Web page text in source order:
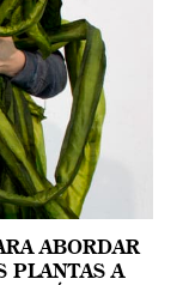
ABORDAR
PLANTAS A